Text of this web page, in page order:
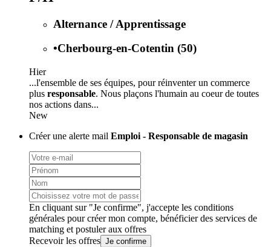
Alternance / Apprentissage
•Cherbourg-en-Cotentin (50)
Hier
...l'ensemble de ses équipes, pour réinventer un commerce
plus responsable. Nous plaçons l'humain au coeur de toutes
nos actions dans...
New
Créer une alerte mail Emploi - Responsable de magasin
En cliquant sur "Je confirme", j'accepte les conditions
générales pour créer mon compte, bénéficier des services de
matching et postuler aux offres
Recevoir les offres Je confirme